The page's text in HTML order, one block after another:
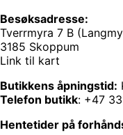
Besøksadresse:
Tverrmyra 7 B
3185 Skoppum
Link til kart
Butikkens åpningstid:
Telefon butikk: +47
Hentetider på